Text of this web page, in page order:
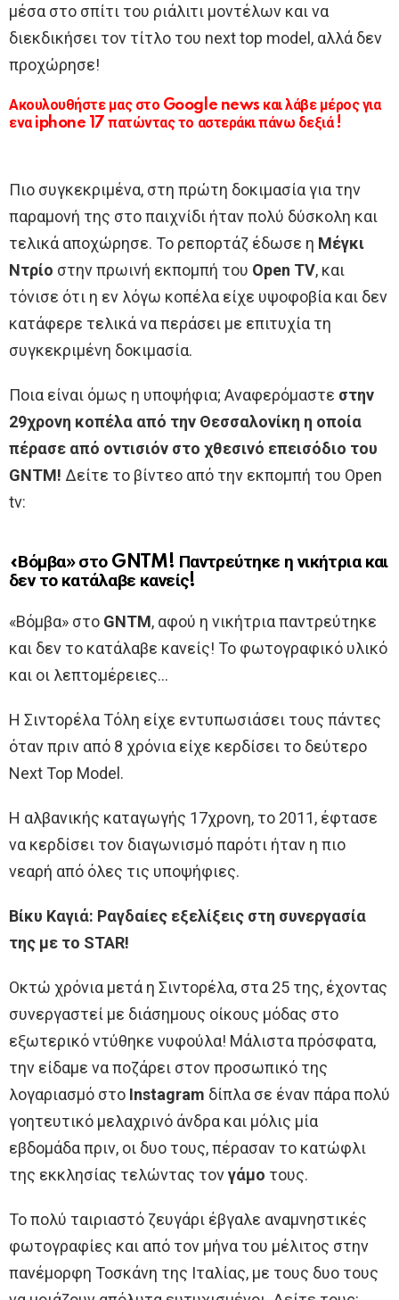
μέσα στο σπίτι του ριάλιτι μοντέλων και να
διεκδικήσει τον τίτλο του next top model, αλλά δεν
προχώρησε!
Ακουλουθήστε μας στο Google news και λάβε μέρος για
ενα iphone 17 πατώντας το αστεράκι πάνω δεξιά !
Πιο συγκεκριμένα, στη πρώτη δοκιμασία για την
παραμονή της στο παιχνίδι ήταν πολύ δύσκολη και
τελικά αποχώρησε. Το ρεπορτάζ έδωσε η Μέγκι
Ντρίο στην πρωινή εκπομπή του Open TV, και
τόνισε ότι η εν λόγω κοπέλα είχε υψοφοβία και δεν
κατάφερε τελικά να περάσει με επιτυχία τη
συγκεκριμένη δοκιμασία.
Ποια είναι όμως η υποψήφια; Αναφερόμαστε στην
29χρονη κοπέλα από την Θεσσαλονίκη η οποία
πέρασε από οντισιόν στο χθεσινό επεισόδιο του
GNTM! Δείτε το βίντεο από την εκπομπή του Open
tv:
«Βόμβα» στο GNTM! Παντρεύτηκε η νικήτρια και
δεν το κατάλαβε κανείς!
«Βόμβα» στο GNTM, αφού η νικήτρια παντρεύτηκε
και δεν το κατάλαβε κανείς! Το φωτογραφικό υλικό
και οι λεπτομέρειες…
Η Σιντορέλα Τόλη είχε εντυπωσιάσει τους πάντες
όταν πριν από 8 χρόνια είχε κερδίσει το δεύτερο
Νext Top Model.
Η αλβανικής καταγωγής 17χρονη, το 2011, έφτασε
να κερδίσει τον διαγωνισμό παρότι ήταν η πιο
νεαρή από όλες τις υποψήφιες.
Βίκυ Καγιά: Ραγδαίες εξελίξεις στη συνεργασία
της με το STAR!
Οκτώ χρόνια μετά η Σιντορέλα, στα 25 της, έχοντας
συνεργαστεί με διάσημους οίκους μόδας στο
εξωτερικό ντύθηκε νυφούλα! Μάλιστα πρόσφατα,
την είδαμε να ποζάρει στον προσωπικό της
λογαριασμό στο Instagram δίπλα σε έναν πάρα πολύ
γοητευτικό μελαχρινό άνδρα και μόλις μία
εβδομάδα πριν, οι δυο τους, πέρασαν το κατώφλι
της εκκλησίας τελώντας τονγάμο τους.
Το πολύ ταιριαστό ζευγάρι έβγαλε αναμνηστικές
φωτογραφίες και από τον μήνα του μέλιτος στην
πανέμορφη Τοσκάνη της Ιταλίας, με τους δυο τους